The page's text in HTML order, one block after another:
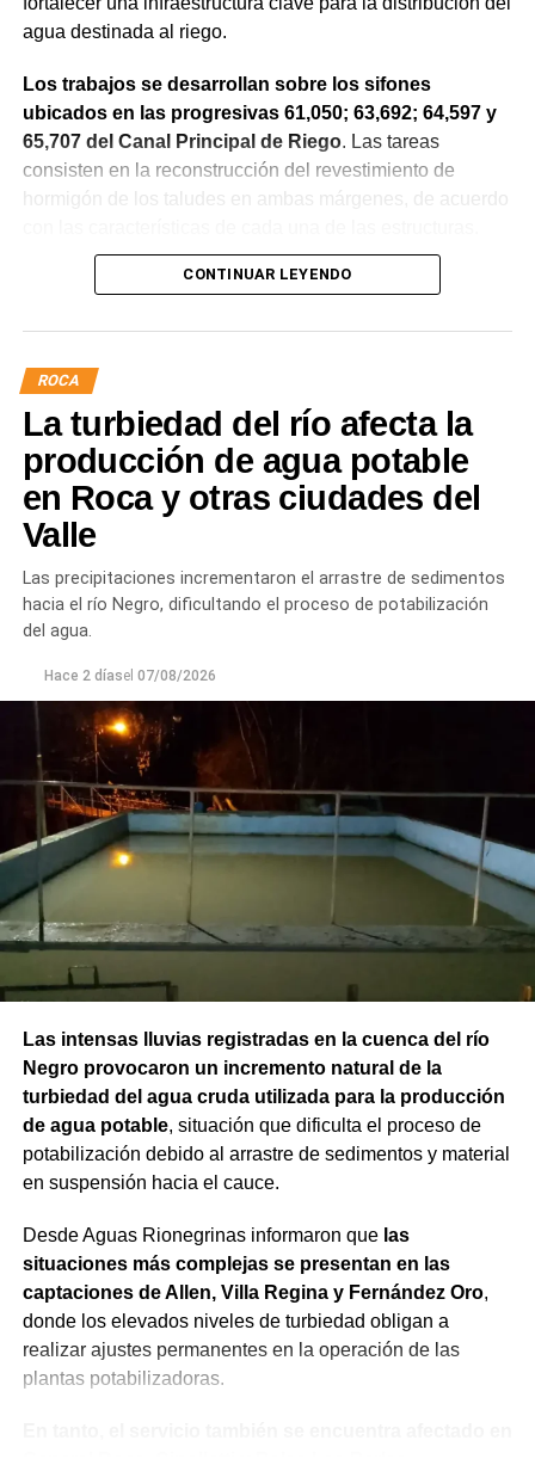
agua destinada al riego.
Los trabajos se desarrollan sobre los sifones
ubicados en las progresivas 61,050; 63,692; 64,597 y
65,707 del Canal Principal de Riego. Las tareas
consisten en la reconstrucción del revestimiento de
hormigón de los taludes en ambas márgenes, de acuerdo
La obra incluye la demolición de losas deterioradas, la
requieren, la ejecución de un nuevo revestimiento de
hormigón reforzado con malla de acero y el sellado de
juntas para mejorar la durabilidad de la infraestructura.
Desde el DPA destacaron que esta intervención forma
parte del plan de mantenimiento y renovación de la
infraestructura hídrica provincial, con el propósito de
optimizar la conducción del agua, preservar el Canal
seguro para los productores del Alto Valle.
CONTINUAR LEYENDO
ROCA
La turbiedad del río afecta la
producción de agua potable
en Roca y otras ciudades del
Valle
Las precipitaciones incrementaron el arrastre de sedimentos
hacia el río Negro, dificultando el proceso de potabilización
del agua.
Hace 2 díasel 07/08/2026
Las intensas lluvias registradas en la cuenca del río
Negro provocaron un incremento natural de la
turbiedad del agua cruda utilizada para la producción
de agua potable, situación que dificulta el proceso de
potabilización debido al arrastre de sedimentos y material
en suspensión hacia el cauce.
Desde Aguas Rionegrinas informaron que las
situaciones más complejas se presentan en las
captaciones de Allen, Villa Regina y Fernández Oro,
donde los elevados niveles de turbiedad obligan a
realizar ajustes permanentes en la operación de las
plantas potabilizadoras.